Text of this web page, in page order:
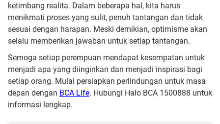
ketimbang realita. Dalam beberapa hal, kita harus
menikmati proses yang sulit, penuh tantangan dan tidak
sesuai dengan harapan. Meski demikian, optimisme akan
selalu memberikan jawaban untuk setiap tantangan.
Semoga setiap perempuan mendapat kesempatan untuk
menjadi apa yang diinginkan dan menjadi inspirasi bagi
setiap orang. Mulai persiapkan perlindungan untuk masa
depan dengan BCA Life. Hubungi Halo BCA 1500888 untuk
informasi lengkap.